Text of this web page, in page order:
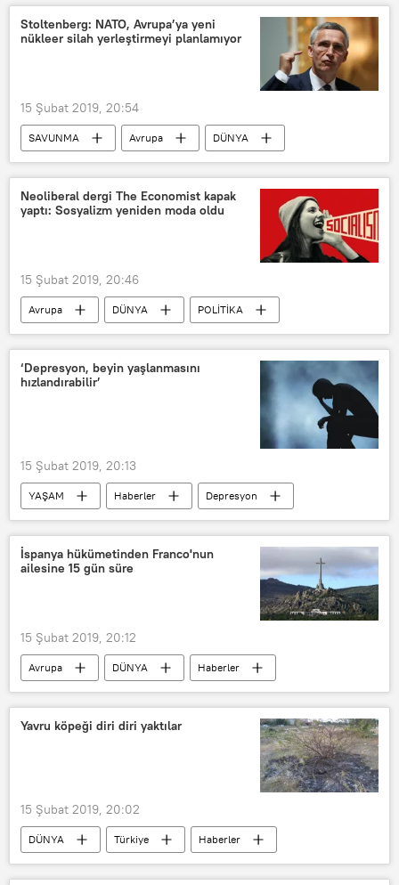
Britanya İmparatorluk Nişanı
Cenevre
Soçi
İran Cumhurbaşkanı Hasan Ruhani
TBMM Rusya Dostluk Grubu Başkanı
Stoltenberg: NATO, Avrupa’ya yeni
nükleer silah yerleştirmeyi planlamıyor
15 Şubat 2019, 20:54
SAVUNMA Avrupa
DÜNYA
Haberler
Rusya
ABD
Jens Stoltenberg
INF Anlaşması
SSC8
Neoliberal dergi The Economist kapak
yaptı: Sosyalizm yeniden moda oldu
15 Şubat 2019, 20:46
Avrupa DÜNYA
POLİTİKA
Haberler
The Economist
‘Depresyon, beyin yaşlanmasını
hızlandırabilir’
15 Şubat 2019, 20:13
YAŞAM Haberler
Depresyon
Yaşlılık
Beyin yaşlanması
Sağlık
İspanya hükümetinden Franco'nun
ailesine 15 gün süre
15 Şubat 2019, 20:12
Avrupa DÜNYA
Haberler
İspanya
Francisco Franco
mezar
Yavru köpeği diri diri yaktılar
15 Şubat 2019, 20:02
DÜNYA Türkiye
Haberler
TÜRKİYE
Adana